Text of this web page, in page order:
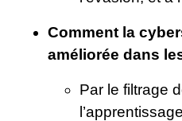
Comment la
améliorée dans
Par le filtrage